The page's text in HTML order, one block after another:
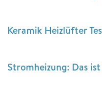
Keramik Heizlüfter
Stromheizung: Das